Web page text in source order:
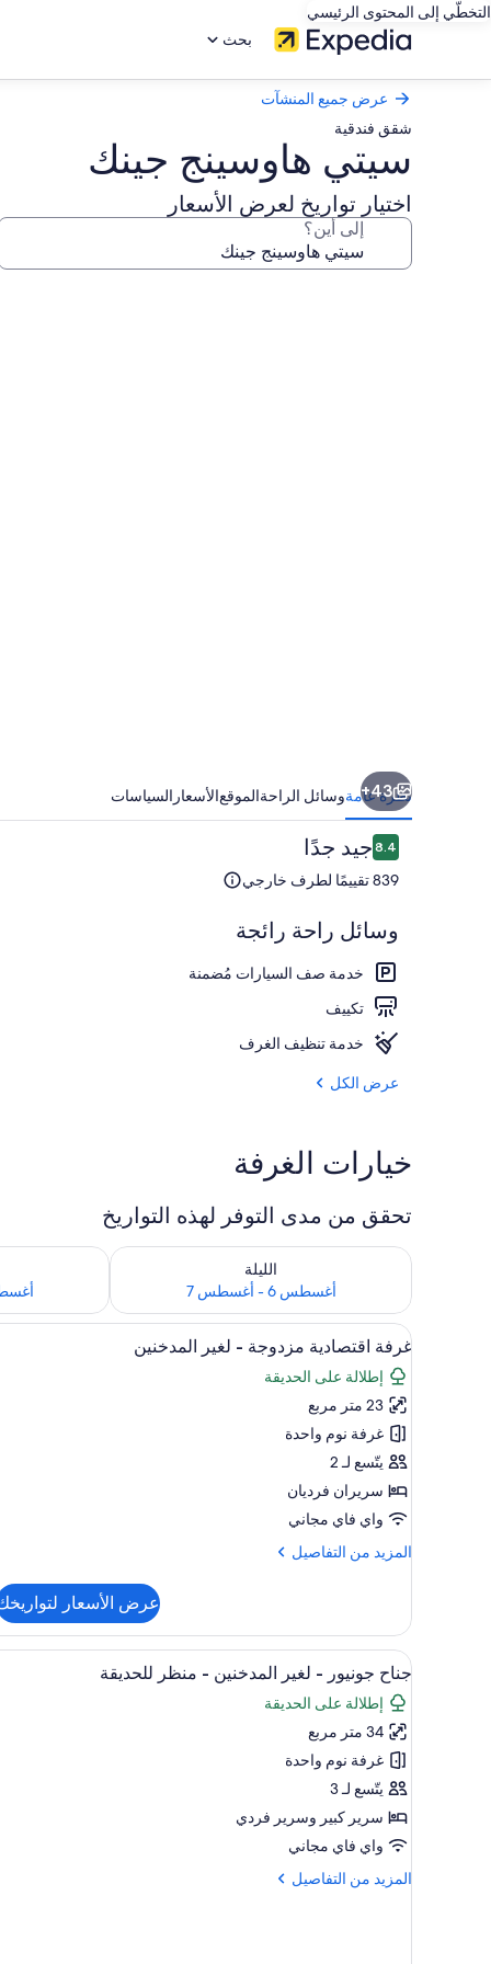
التخطّي إلى المحتوى الرئيسي
بحث
عرض جميع المنشآت
شقق فندقية
سيتي هاوسينج جينك
اختيار تواريخ لعرض الأسعار
إلى أين؟
43+
نظرة عامةوسائل الراحةالموقعالأسعار السياسات
التقييمات
8.48.4 من 10جيد جدًا
839 تقييمًا لطرف خارجي
وسائل راحة رائجة
خدمة صف السيارات مُضمنة
تكييف
خدمة تنظيف الغرف
عرض الكل
خيارات الغرفة
تحقق من مدى التوفر لهذه التواريخ
الليلة
أغسطس 6 - أغسطس 7
تحقق من مدى التوفر لليلة للفترة أغسطس 6 - أغسطس 7
أغسطس 7
تحقق من مدى
استعراض
جميع
صور
غرفة
اقتصادية
مزدوجة
-
لغير
المدخنين
أغطية فراش متميزة وأسرّة
5
غرفة اقتصادية مزدوجة - لغير المدخنين
إطلالة على الحديقة
23 متر مربع
غرفة نوم واحدة
يتّسع لـ 2
سريران فرديان
واي فاي مجاني
المزيد من التفاصيل
المزيد
غرفة
اقتصادية
مزدوجة
لغير
المدخنين
عرض الأسعار
استعراض
جميع
صور
جناح
جونيور
-
لغير
المدخنين
منظر
3
جناح جونيور - لغير المدخنين - منظر للحديقة
إطلالة على الحديقة
34 متر مربع
غرفة نوم واحدة
يتّسع لـ 3
سرير كبير‫‬ وسرير فردي
واي فاي مجاني
المزيد من التفاصيل
المزيد